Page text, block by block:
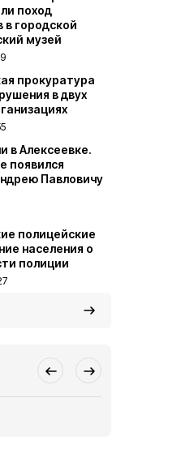
поход
в городской
музей
прокуратура
в двух
в Алексеевке.
появился
Павловичу
полицейские
населения о
полиции